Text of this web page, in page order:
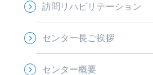
訪問リハビリテーション
センター長ご挨拶
センター概要